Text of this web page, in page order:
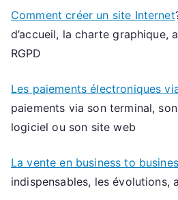
Comment créer un site Internet
d’accueil, la charte graphique,
RGPD
Les paiements électroniques
paiements via son terminal,
logiciel ou son site web
La vente en business to
indispensables, les évolutions,